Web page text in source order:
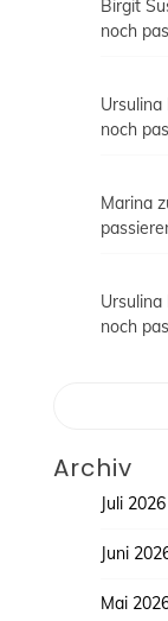
Birgit
noch
noch
Marina
noch
Archiv
Juli 2026
Juni
Mai